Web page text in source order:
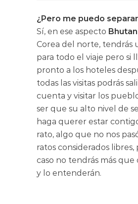
¿Pero me puedo
Sí, en ese aspecto Bhutan
Corea del norte, tendrás
para todo el viaje pero si
pronto a los hoteles
todas las visitas podrás
cuenta y visitar los
ser que su alto nivel de
haga querer estar
rato, algo que no nos
ratos considerados libres,
caso no tendrás más
y lo entenderán.